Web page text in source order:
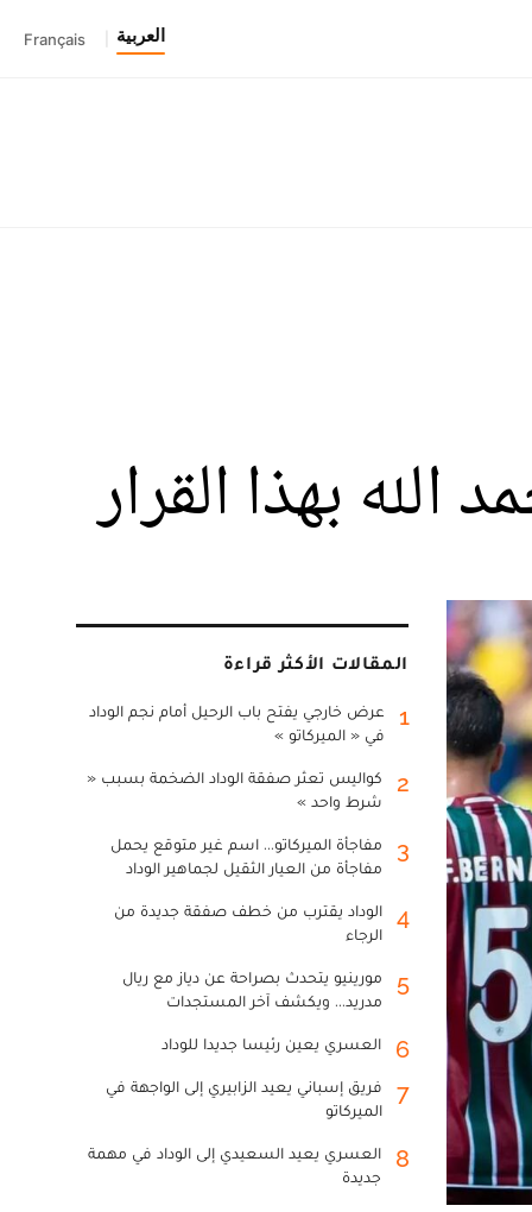
العربية Français
بهذا القرار
المقالات الأكثر قراءة
1
عرض خارجي يفتح باب الرحيل أمام نجم الوداد
في « الميركاتو »
2
كواليس تعثر صفقة الوداد الضخمة بسبب «
شرط واحد »
3
مفاجأة الميركاتو... اسم غير متوقع يحمل
مفاجأة من العيار الثقيل لجماهير الوداد
4
الوداد يقترب من خطف صفقة جديدة من
الرجاء
5
مورينيو يتحدث بصراحة عن دياز مع ريال
مدريد... ويكشف آخر المستجدات
6 العسري يعين رئيسا جديدا للوداد
7
فريق إسباني يعيد الزابيري إلى الواجهة في
الميركاتو
8
العسري يعيد السعيدي إلى الوداد في مهمة
جديدة